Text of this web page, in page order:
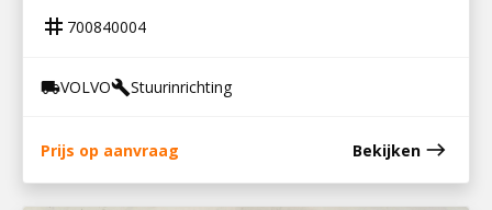
tag 700840004
local_shippingVOLVObuildStuurinrichting
Prijs op aanvraag Bekijken east